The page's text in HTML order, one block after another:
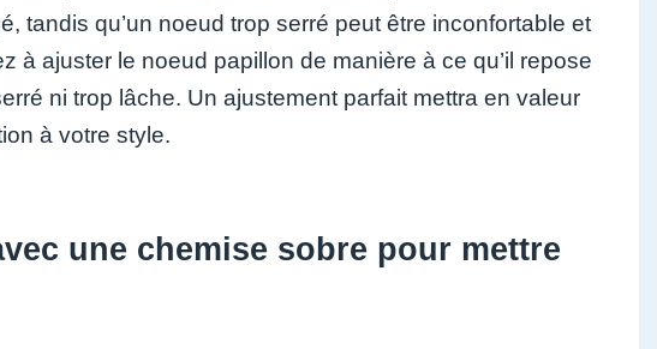
tandis qu’un noeud trop serré peut être inconfortable et
à ajuster le noeud papillon de manière à ce qu’il repose
ni trop lâche. Un ajustement parfait mettra en valeur
à votre style.
une chemise sobre pour mettre